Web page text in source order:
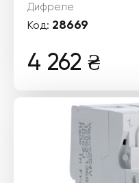
Дифреле
Код: 28669
4 262 ₴